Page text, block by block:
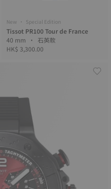
New • Special Edition
Tissot PR100 Tour de France
40 mm • 石英款
HK$ 3,300.00